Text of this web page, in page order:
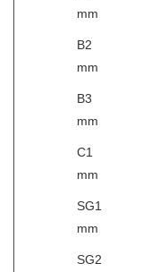
mm
B2
mm
B3
mm
C1
mm
SG1
mm
SG2